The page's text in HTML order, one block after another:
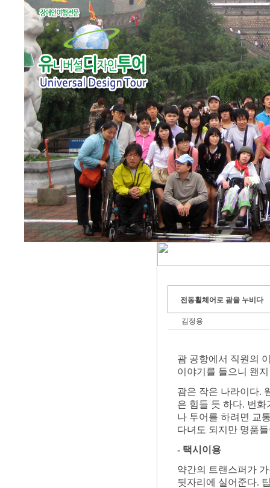
전동휠체어로 괌을 누비다
김정용
괌 공항에서 직원의
이야기를 들으니 왠
괌은 작은 나라이다.
은 힘들 듯 하다. 번
나 투어를 하려면 교
다녀도 되지만 명품
- 택시이용
약간의 트랜스퍼가
뒷자리에 실어준다.